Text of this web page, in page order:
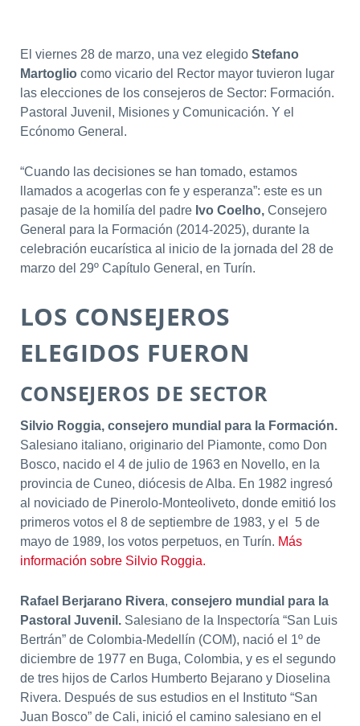
El viernes 28 de marzo, una vez elegido Stefano
Martogliocomo vicario del Rector mayor tuvieron lugar
las elecciones de los consejeros de Sector: Formación.
Pastoral Juvenil, Misiones y Comunicación. Y el
Ecónomo General.
“Cuando las decisiones se han tomado, estamos
llamados a acogerlas con fe y esperanza”: este es un
pasaje de la homilía del padre Ivo Coelho,Consejero
General para la Formación (2014-2025), durante la
celebración eucarística al inicio de la jornada del 28 de
marzo del 29º Capítulo General, en Turín.
LOS CONSEJEROS
ELEGIDOS FUERON
CONSEJEROS DE SECTOR
Silvio Roggia, consejero mundial para la Formación.
Salesiano italiano, originario del Piamonte, como Don
Bosco, nacido el 4 de julio de 1963 en Novello, en la
provincia de Cuneo, diócesis de Alba. En 1982 ingresó
al noviciado de Pinerolo-Monteoliveto, donde emitió los
primeros votos el 8 de septiembre de 1983, y el 5 de
mayo de 1989, los votos perpetuos, en Turín. Más
información sobre Silvio Roggia.
Rafael Berjarano Rivera, consejero mundial para la
Pastoral Juvenil.Salesiano de la Inspectoría “San Luis
Bertrán” de Colombia-Medellín (COM), nació el 1º de
diciembre de 1977 en Buga, Colombia, y es el segundo
de tres hijos de Carlos Humberto Bejarano y Dioselina
Rivera. Después de sus estudios en el Instituto “San
Juan Bosco” de Cali, inició el camino salesiano en el